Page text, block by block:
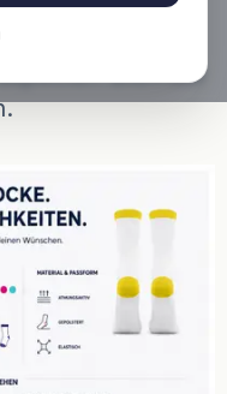
sportsokken in
allemaal